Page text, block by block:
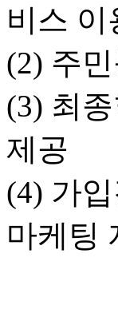
비스
(2) 주
(3) 최
제공
(4) 가
마케팅